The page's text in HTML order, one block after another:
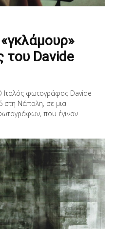
του Davide
Ιταλός φωτογράφος Davide
στη Νάπολη, σε μια
που έγιναν